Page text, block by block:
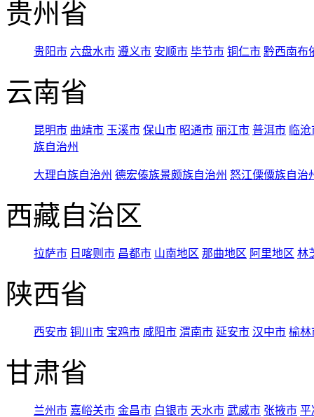
贵州省
贵阳市 六盘水市 遵义市 安顺市 毕节市 铜仁市 黔西南布
云南省
昆明市 曲靖市 玉溪市 保山市 昭通市 丽江市 普洱市 临
族自治州
大理白族自治州 德宏傣族景颇族自治州 怒江傈僳族自治
西藏自治区
拉萨市 日喀则市 昌都市 山南地区 那曲地区 阿里地区 林
陕西省
西安市 铜川市 宝鸡市 咸阳市 渭南市 延安市 汉中市 榆林
甘肃省
兰州市 嘉峪关市 金昌市 白银市 天水市 武威市 张掖市 平